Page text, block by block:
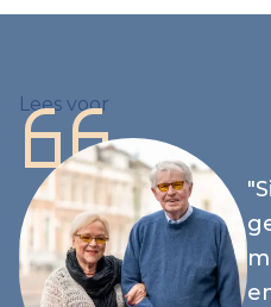
Lees voor